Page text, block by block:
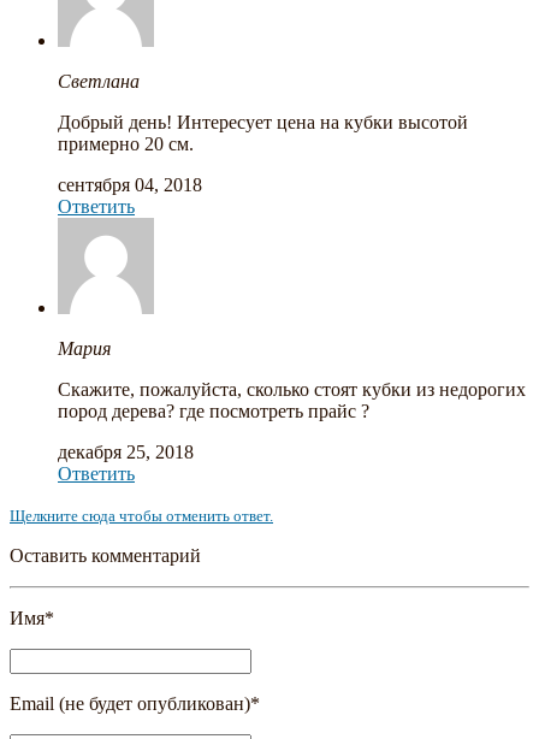
Светлана
Добрый день! Интересует цена на кубки высотой
примерно 20 см.
сентября 04, 2018
Ответить
Мария
Скажите, пожалуйста, сколько стоят кубки из недорогих
пород дерева? где посмотреть прайс ?
декабря 25, 2018
Ответить
Щелкните сюда чтобы отменить ответ.
Оставить комментарий
Имя*
Email (не будет опубликован)*